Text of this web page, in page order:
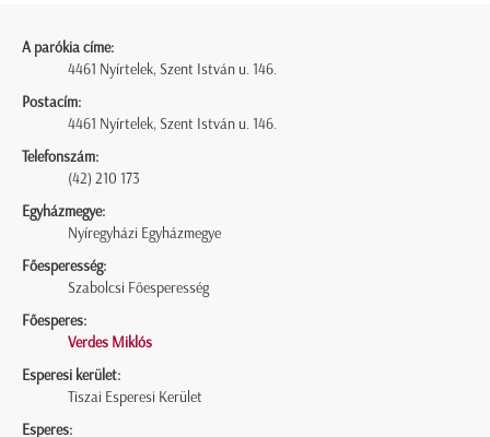
A parókia címe:
4461 Nyírtelek, Szent István u. 146.
Postacím:
4461 Nyírtelek, Szent István u. 146.
Telefonszám:
(42) 210 173
Egyházmegye:
Nyíregyházi Egyházmegye
Főesperesség:
Szabolcsi Főesperesség
Főesperes:
Verdes Miklós
Esperesi kerület:
Tiszai Esperesi Kerület
Esperes: